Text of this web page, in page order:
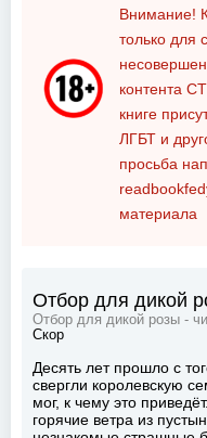
Внимание!
только для
контента
книге
ЛГБТ и
просьба
материала
Отбор для дикой
Отбор для дикой розы -
Скор
Десять лет прошло с
свергли королевскую
мог, к чему это
горячие ветра из